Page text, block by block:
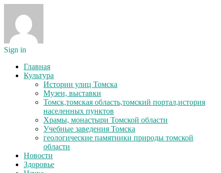
Sign in
Главная
Культура
Истории улиц Томска
Музеи, выставки
Томск,томская область,томский портал,история
населенных пунктов
Храмы, монастыри Томской области
Учебные заведения Томска
геологические памятники природы томской
области
Новости
Здоровье